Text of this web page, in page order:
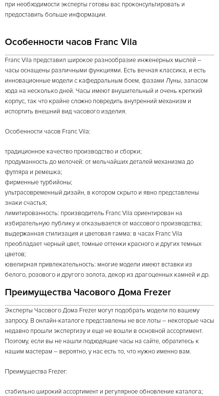
при необходимости эксперты готовы вас проконсультировать и
предоставить больше информации.
Особенности часов Franc Vila
Franc Vila представил широкое разнообразие инженерных мыслей –
часы оснащены различными функциями. Есть вечная классика, и есть
инновационные модели с кафедральным боем, фазами Луны, запасом
хода на несколько дней. Часы имеют внушительный и очень крепкий
корпус, так что крайне сложно повредить внутренний механизм и
испортить внешний вид часового изделия.
Особенности часов Franc Vila:
традиционное качество производство и сборки;
продуманность до мелочей: от мельчайших деталей механизма до
футляра и ремешка;
фирменные турбийоны;
ультрасовременный дизайн, в котором скрыто и явно представлены
знаки счастья;
лимитированность: производитель Franc Vila ориентирован на
избирательную публику и отказывается от массового производства;
выдержанная стилизация и цветовая гамма: в часах Franc Vila
преобладает черный цвет, томные оттенки красного и других темных
цветов;
ювелирная привлекательность: многие модели имеют вставки из
белого, розового и другого золота, декор из драгоценных камней и др.
Преимущества Часового Дома Frezer
Эксперты Часового Дома Frezer могут подобрать модели по вашему
запросу. В онлайн-каталоге представлены не все лоты – некоторые часы
недавно прошли экспертизу и еще не вошли в основной ассортимент.
Поэтому, если вы не нашли подходящие часы на сайте, обратитесь к
нашим мастерам – вероятно, у нас есть то, что нужно именно вам.
Преимущества Frezer:
стабильно широкий ассортимент и регулярное обновление каталога;